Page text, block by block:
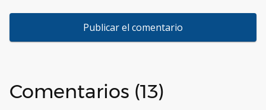
Comentarios (13)